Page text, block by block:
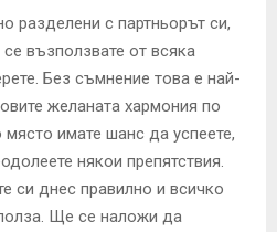
разделени с партньорът си,
възползвате от всяка
Без съмнение това е най-
желаната хармония по
имате шанс да успеете,
някои препятствия.
си днес правилно и всичко
Ще се наложи да